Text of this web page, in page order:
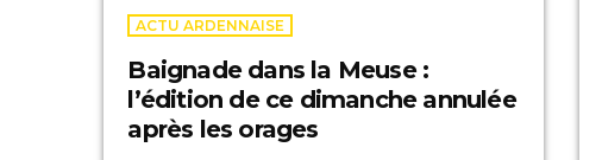
ACTU ARDENNAISE
Baignade dans la Meuse :
l’édition de ce dimanche annulée
après les orages